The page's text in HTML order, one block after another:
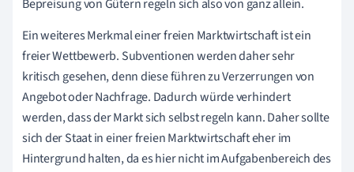
Bepreisung von Gütern regeln sich also von ganz allein.
Ein weiteres Merkmal einerfreien Marktwirtschaft ist ein
freier Wettbewerb. Subventionen werden daher sehr
kritisch gesehen, denn diese führen zu Verzerrungen von
Angebot oder Nachfrage. Dadurch würde verhindert
werden, dass der Markt sich selbst regeln kann. Daher sollte
sich der Staat in einer freien Marktwirtschaft eher im
Hintergrund halten, da es hier nicht im Aufgabenbereich des